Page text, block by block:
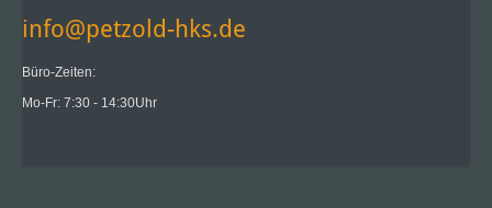
info@petzold-hks.de
Büro-Zeiten:
Mo-Fr: 7:30 - 14:30Uhr